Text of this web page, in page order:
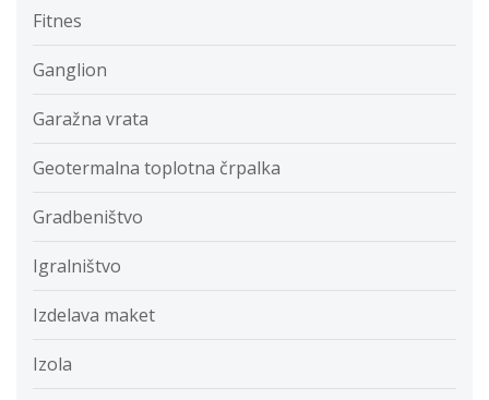
Fitnes
Ganglion
Garažna vrata
Geotermalna toplotna črpalka
Gradbeništvo
Igralništvo
Izdelava maket
Izola